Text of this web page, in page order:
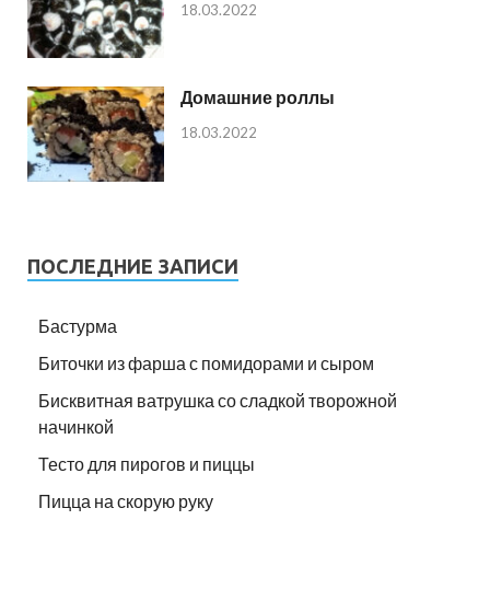
18.03.2022
Домашние роллы
18.03.2022
ПОСЛЕДНИЕ ЗАПИСИ
Бастурма
Биточки из фарша с помидорами и сыром
Бисквитная ватрушка со сладкой творожной
начинкой
Тесто для пирогов и пиццы
Пицца на скорую руку